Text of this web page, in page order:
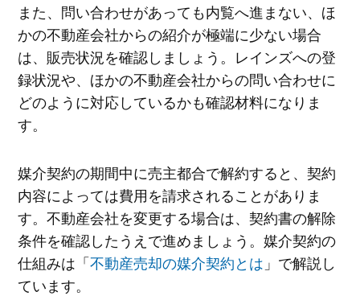
また、問い合わせがあっても内覧へ進まない、ほ
かの不動産会社からの紹介が極端に少ない場合
は、販売状況を確認しましょう。レインズへの登
録状況や、ほかの不動産会社からの問い合わせに
どのように対応しているかも確認材料になりま
す。
媒介契約の期間中に売主都合で解約すると、契約
内容によっては費用を請求されることがありま
す。不動産会社を変更する場合は、契約書の解除
条件を確認したうえで進めましょう。媒介契約の
仕組みは「不動産売却の媒介契約とは 」で解説し
ています。